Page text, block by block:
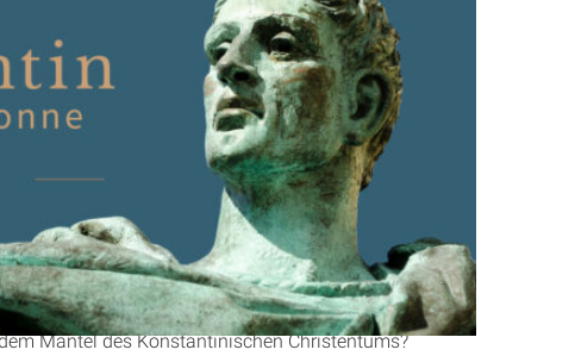
ein folgenschweres Edikt – die
zu spüren und werden auch in der Zukunft von
des Sonntags ist ein Meilenstein der
die äußerst ambivalente Rolle Konstantins. Bis
bedeutsam aber ist auch in fast jedem Detail
Wende, die das Christentum von einer brutal
Kraft machte – doch um welchen Preis? Wie viel
Mantel des Konstantinischen Christentums?